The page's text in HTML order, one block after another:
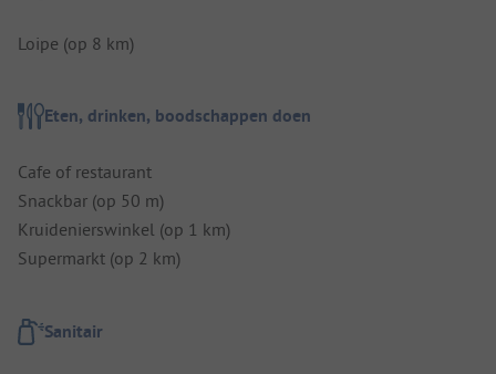
Loipe (op 8 km)
Eten, drinken, boodschappen doen
Cafe of restaurant
Snackbar (op 50 m)
Kruidenierswinkel (op 1 km)
Supermarkt (op 2 km)
Sanitair